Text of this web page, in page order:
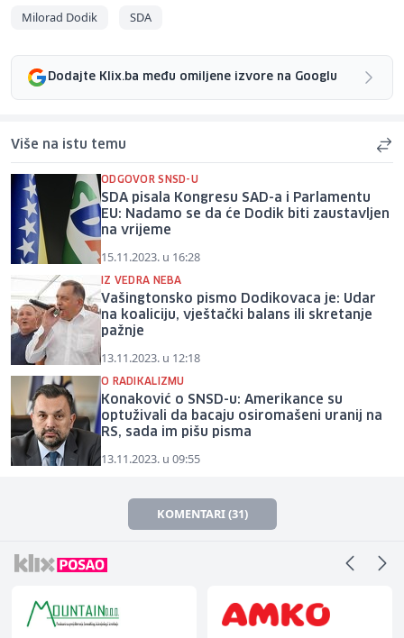
Milorad Dodik SDA
Dodajte Klix.ba među omiljene izvore na Googlu
Više na istu temu
ODGOVOR SNSD-U
SDA pisala Kongresu SAD-a i Parlamentu
EU: Nadamo se da će Dodik biti zaustavljen
na vrijeme
15.11.2023. u 16:28
IZ VEDRA NEBA
Vašingtonsko pismo Dodikovaca je: Udar
na koaliciju, vještački balans ili skretanje
pažnje
13.11.2023. u 12:18
O RADIKALIZMU
Konaković o SNSD-u: Amerikance su
optuživali da bacaju osiromašeni uranij na
RS, sada im pišu pisma
13.11.2023. u 09:55
KOMENTARI (31)